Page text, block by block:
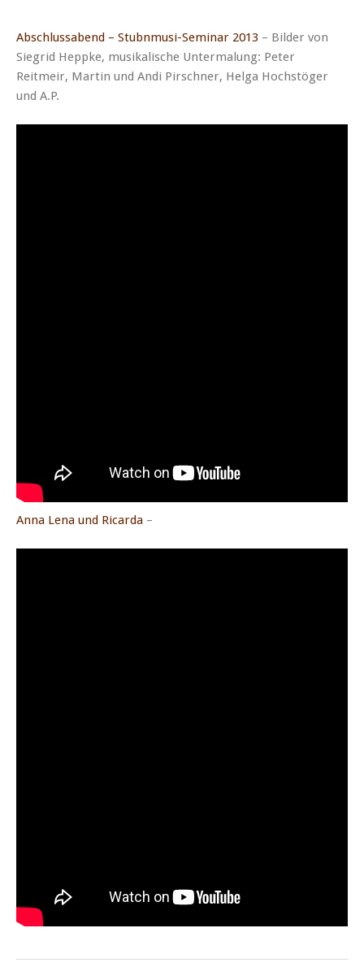
Abschlussabend – Stubnmusi-Seminar 2013 – Bilder von
Siegrid Heppke, musikalische Untermalung: Peter
Reitmeir, Martin und Andi Pirschner, Helga Hochstöger
und A.P.
Anna Lena und Ricarda –